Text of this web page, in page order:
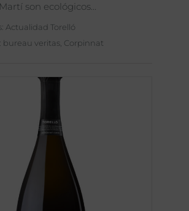
son ecológicos
Actualidad Torelló
bureau veritas Corpinnat